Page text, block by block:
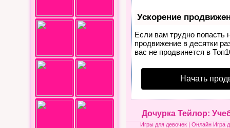
Ускорение
Если вам трудно попасть
продвижение в десятки
вас не продвинется в
Начать
Дочурка Тейлор:
Игры для девочек| Онлайн Игра